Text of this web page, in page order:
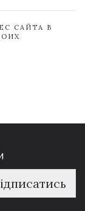
САЙТА В